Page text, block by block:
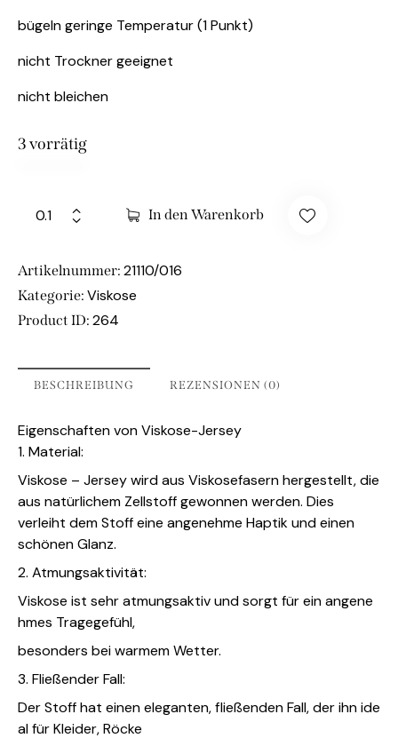
bügeln geringe Temperatur (1 Punkt)
nicht Trockner geeignet
nicht bleichen
3 vorrätig
In den Warenkorb
Artikelnummer: 21110/016
Kategorie: Viskose
Product ID: 264
BESCHREIBUNG REZENSIONEN (0)
Eigenschaften von Viskose-Jersey
1. Material:
Viskose – Jersey wird aus Viskosefasern hergestellt, die
aus natürlichem Zellstoff gewonnen werden. Dies
verleiht dem Stoff eine angenehme Haptik und einen
schönen Glanz.
2. Atmungsaktivität:
Viskose ist sehr atmungsaktiv und sorgt für ein angene
hmes Tragegefühl,
besonders bei warmem Wetter.
3. Fließender Fall:
Der Stoff hat einen eleganten, fließenden Fall, der ihn ide
al für Kleider, Röcke